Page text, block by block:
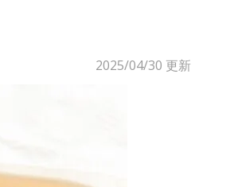
2025/04/30 更新